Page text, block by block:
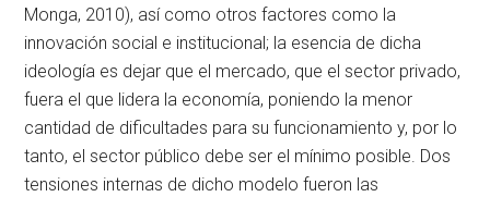
Monga, 2010), así como otros factores como la
innovación social e institucional; la esencia de dicha
ideología es dejar que el mercado, que el sector privado,
fuera el que lidera la economía, poniendo la menor
cantidad de dificultades para su funcionamiento y, por lo
tanto, el sector público debe ser el mínimo posible. Dos
tensiones internas de dicho modelo fueron las